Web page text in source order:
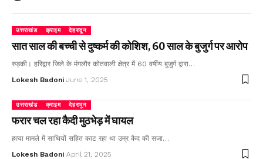
उत्तराखंड क्राइम देहरादून
सात साल की बच्ची से दुष्कर्म की कोशिश, 60 साल के बुजुर्ग पर आरोप
रुड़की। हरिद्वार जिले के मंगलौर कोतवाली क्षेत्र में 60 वर्षीय बुजुर्ग द्वारा…
Lokesh Badoni June 1, 2025
उत्तराखंड क्राइम देहरादून
फरार चल रहा कैदी मुठभेड़ में घायल
हत्या मामले में साथियों सहित काट रहा था उम्र कैद की सजा…
Lokesh Badoni April 21, 2025